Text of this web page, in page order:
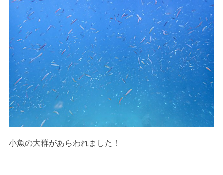
小魚の大群があらわれました！